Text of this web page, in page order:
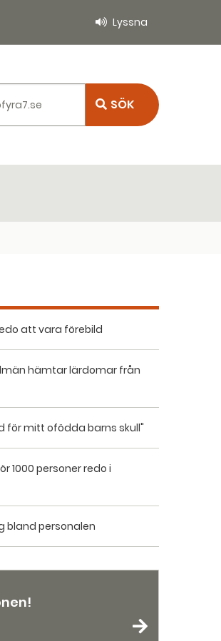
Lyssna
att vara förebild
hämtar lärdomar från
för mitt ofödda barns skull"
1000 personer redo i
bland personalen